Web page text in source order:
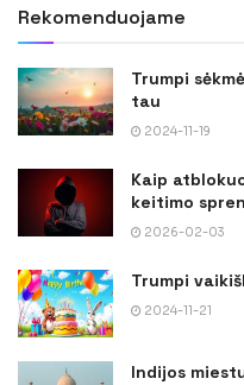
Rekomenduojame
Trumpi
tau
2024-11-19
Kaip
keitimo
2026-02-03
Trumpi
2024-11-21
Indijos